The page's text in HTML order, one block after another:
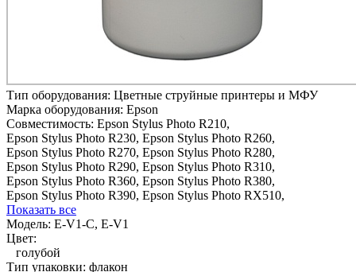
Тип оборудования: Цветные струйные принтеры и МФУ
Марка оборудования: Epson
Совместимость: Epson Stylus Photo R210,
Epson Stylus Photo R230, Epson Stylus Photo R260,
Epson Stylus Photo R270, Epson Stylus Photo R280,
Epson Stylus Photo R290, Epson Stylus Photo R310,
Epson Stylus Photo R360, Epson Stylus Photo R380,
Epson Stylus Photo R390, Epson Stylus Photo RX510,
Показать все
Модель: E-V1-C, E-V1
Цвет:
голубой
Тип упаковки: флакон